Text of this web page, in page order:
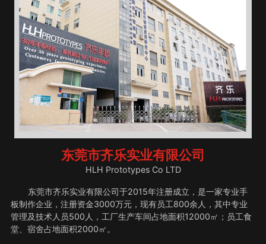
东莞市齐乐实业有限公司
HLH Prototypes Co LTD
东莞市齐乐实业有限公司于2015年注册成立，是一家专业手
板制作企业，注册资金3000万元，现有员工800余人，其中专业
管理及技术人员500人，工厂生产车间占地面积12000㎡；员工食
堂、宿舍占地面积2000㎡。